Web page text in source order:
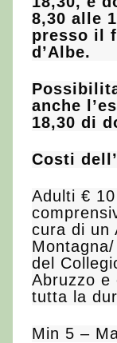
8,30 alle
presso il
d’Albe.
anche
18,30 di
Costi
Adulti €
cura di un
del
Abruzzo e
tutta la
Min 5 –